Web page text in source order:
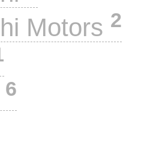
Motors 2
6